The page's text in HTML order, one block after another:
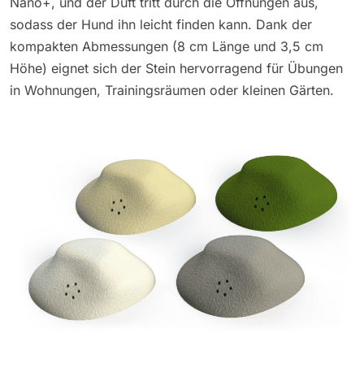
sodass der Hund ihn leicht finden kann. Dank der
kompakten Abmessungen (8 cm Länge und 3,5 cm
Höhe) eignet sich der Stein hervorragend für Übungen
in Wohnungen, Trainingsräumen oder kleinen Gärten.